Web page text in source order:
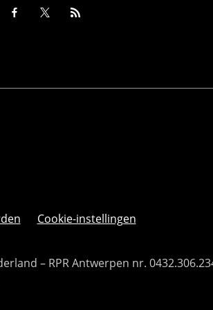
Cookie-instellingen
– RPR Antwerpen nr.